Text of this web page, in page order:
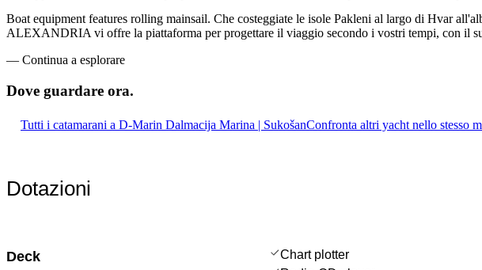
Boat equipment features rolling mainsail. Che costeggiate le isole Pakleni al largo di Hvar
ALEXANDRIA vi offre la piattaforma per progettare il viaggio secondo i vostri tempi, con il
— Continua a esplorare
Dove guardare ora.
Tutti i catamarani a D-Marin Dalmacija Marina | SukošanConfronta altri yacht nello stesso
Dotazioni
Deck Chart plotter